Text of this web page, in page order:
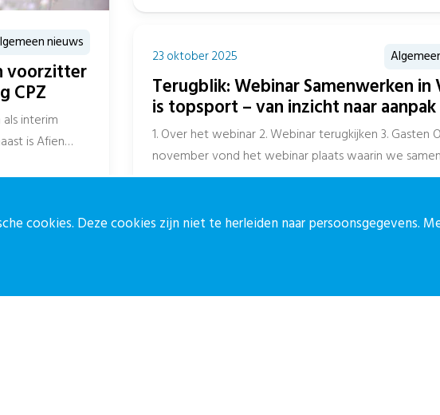
nieuws
voorzitter
CPZ
interim
is Afien
23 oktober 2025
Terugblik: Webinar Samenwerken in
is topsport – van inzicht naar aanpak
1. Over het webinar 2. Webinar terugkijken 3. Gasten
november vond het webinar plaats waarin we
cookies. Deze cookies zijn niet te herleiden naar persoonsgegevens.